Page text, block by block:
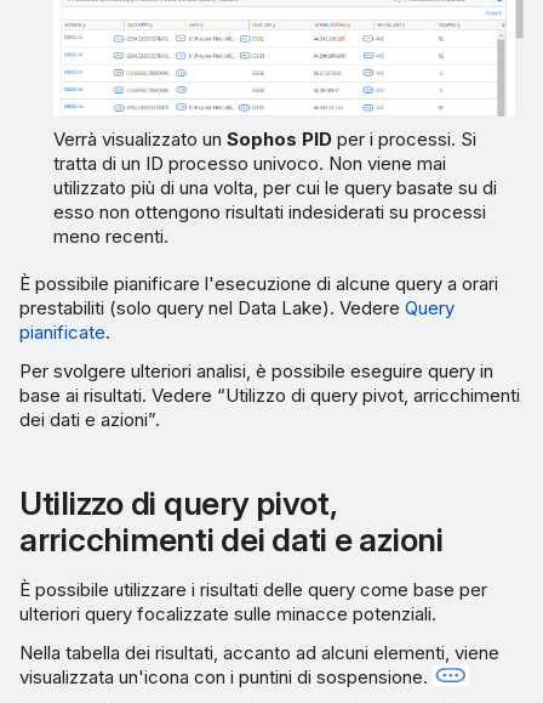
Verrà visualizzato unSophos PID per i processi. Si
tratta di un ID processo univoco. Non viene mai
utilizzato più di una volta, per cui le query basate su di
esso non ottengono risultati indesiderati su processi
meno recenti.
È possibile pianificare l'esecuzione di alcune query a orari
prestabiliti (solo query nel Data Lake). Vedere Query
pianificate.
Per svolgere ulteriori analisi, è possibile eseguire query in
base ai risultati. Vedere “Utilizzo di query pivot, arricchimenti
dei dati e azioni”.
Utilizzo di query pivot,
arricchimenti dei dati e azioni
È possibile utilizzare i risultati delle query come base per
ulteriori query focalizzate sulle minacce potenziali.
Nella tabella dei risultati, accanto ad alcuni elementi, viene
visualizzata un'icona con i puntini di sospensione.